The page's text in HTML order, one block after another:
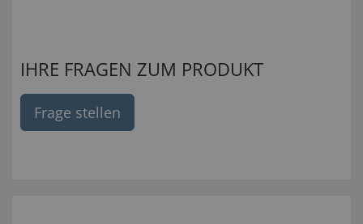
IHRE FRAGEN ZUM PRODUKT
Frage stellen